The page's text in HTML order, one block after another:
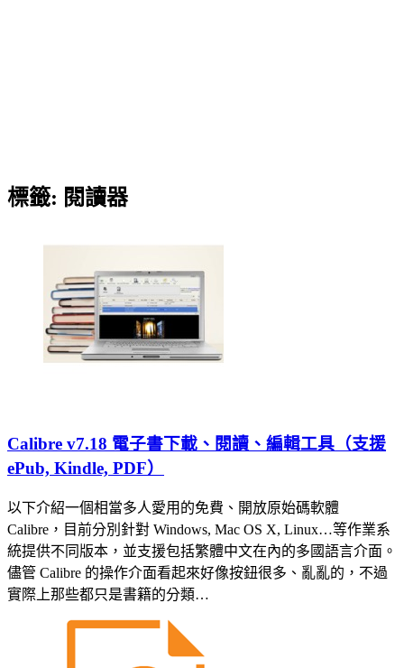
標籤: 閱讀器
Calibre v7.18 電子書下載、閱讀、編輯工具（支援
ePub, Kindle, PDF）
以下介紹一個相當多人愛用的免費、開放原始碼軟體
Calibre，目前分別針對 Windows, Mac OS X, Linux…等作業系
統提供不同版本，並支援包括繁體中文在內的多國語言介面。
儘管 Calibre 的操作介面看起來好像按鈕很多、亂亂的，不過
實際上那些都只是書籍的分類…